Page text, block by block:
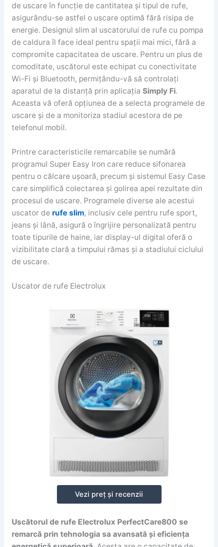
de uscare în funcție de cantitatea și tipul de rufe,
asigurându-se astfel o uscare optimă fără risipa de
energie. Designul slim al uscatorului de rufe cu pompa
de caldura îl face ideal pentru spații mai mici, fără a
compromite capacitatea de uscare. Pentru un plus de
comoditate, uscătorul este echipat cu conectivitate
Wi-Fi și Bluetooth, permițându-vă să controlați
aparatul de la distanță prin aplicația Simply Fi.
Aceasta vă oferă opțiunea de a selecta programele de
uscare și de a monitoriza stadiul acestora de pe
telefonul mobil.
Printre caracteristicile remarcabile se numără
programul Super Easy Iron care reduce sifonarea
pentru o călcare ușoară, precum și sistemul Easy Case
care simplifică colectarea și golirea apei rezultate din
procesul de uscare. Programele diverse ale acestui
uscator de rufe slim, inclusiv cele pentru rufe sport,
jeans și lână, asigură o îngrijire personalizată pentru
toate tipurile de haine, iar display-ul digital oferă o
vizibilitate clară a timpului rămas și a stadiului ciclului
de uscare.
Uscator de rufe Electrolux
Vezi preț și recenzii
Uscătorul de rufe Electrolux PerfectCare800 se
remarcă prin tehnologia sa avansată și eficiența